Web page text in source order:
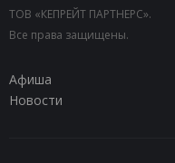
ТОВ «КЕПРЕЙТ ПАРТНЕРС».
Все права защищены.
Афиша
Новости